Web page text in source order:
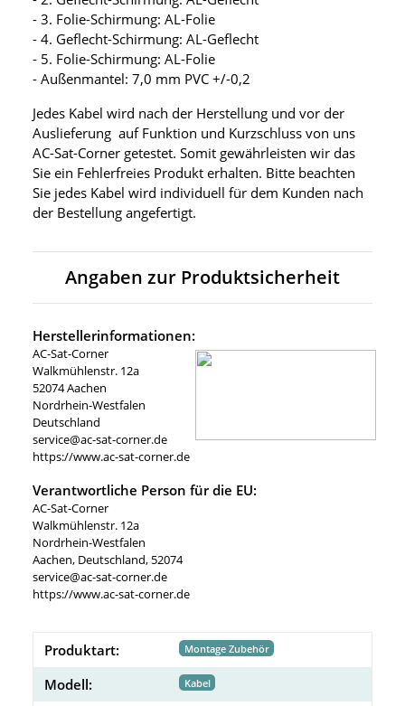
- 3. Folie-Schirmung: AL-Folie
- 4. Geflecht-Schirmung: AL-Geflecht
- 5. Folie-Schirmung: AL-Folie
- Außenmantel: 7,0 mm PVC +/-0,2
Jedes Kabel wird nach der Herstellung und vor der
Auslieferung auf Funktion und Kurzschluss von uns
AC-Sat-Corner getestet. Somit gewährleisten wir das
Sie ein Fehlerfreies Produkt erhalten. Bitte beachten
Sie jedes Kabel wird individuell für dem Kunden nach
der Bestellung angefertigt.
Angaben zur Produktsicherheit
Herstellerinformationen:
AC-Sat-Corner
Walkmühlenstr. 12a
52074 Aachen
Nordrhein-Westfalen
Deutschland
service@ac-sat-corner.de
https://www.ac-sat-corner.de
Verantwortliche Person für die EU:
AC-Sat-Corner
Walkmühlenstr. 12a
Nordrhein-Westfalen
Aachen, Deutschland, 52074
service@ac-sat-corner.de
https://www.ac-sat-corner.de
Produktart: Montage Zubehör
Modell: Kabel